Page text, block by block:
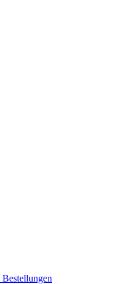
Bestellungen